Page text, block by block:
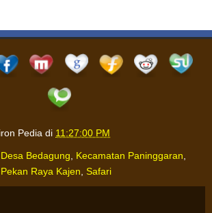
Pedia di 11:27:00 PM
Desa Bedagung Kecamatan Paninggaran
Pekan Raya Kajen Safari